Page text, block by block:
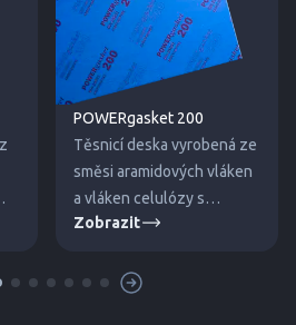
POWERgasket 200
Těsnicí deska vyrobená ze
směsi aramidových vláken
a vláken celulózy s
pojivem NBR. Pro střední
Zobrazit